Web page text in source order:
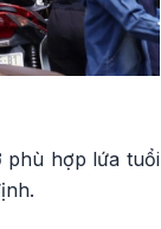
phù hợp lứa tuổi